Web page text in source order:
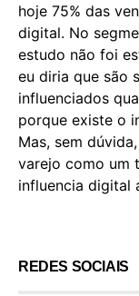
hoje 75% das
digital. No
estudo não foi
eu diria que são
influenciados
porque existe o
Mas, sem
varejo como um
influencia digital
REDES SOCIAIS